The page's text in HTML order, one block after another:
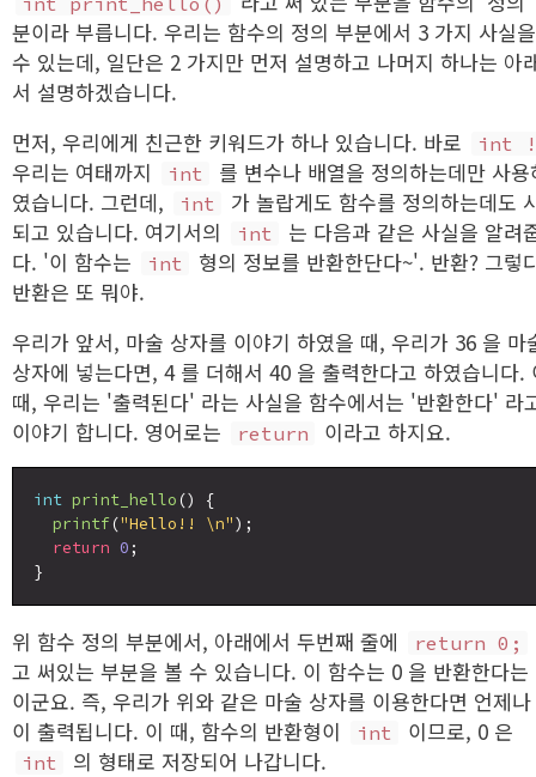
분이라 부릅니다. 우리는 함수의 정의 부분에서 3 가지 사실
수 있는데, 일단은 2 가지만 먼저 설명하고 나머지 하나는 아
서 설명하겠습니다.
먼저, 우리에게 친근한 키워드가 하나 있습니다. 바로
int
우리는 여태까지 int
를 변수나 배열을 정의하는데만 사용
였습니다. 그런데,
int
가 놀랍게도 함수를 정의하는데도
되고 있습니다. 여기서의
int
는 다음과 같은 사실을 알려
다. '이 함수는
int
형의 정보를 반환한단다~'. 반환? 그렇
반환은 또 뭐야.
우리가 앞서, 마술 상자를 이야기 하였을 때, 우리가 36 을 마
상자에 넣는다면, 4 를 더해서 40 을 출력한다고 하였습니다.
때, 우리는 '출력된다' 라는 사실을 함수에서는 '반환한다' 라
이야기 합니다. 영어로는
return 이라고 하지요.
int print_hello () {
printf ("Hello!! \n");
return 0 ;
위 함수 정의 부분에서, 아래에서 두번째 줄에 return 0;
고 써있는 부분을 볼 수 있습니다. 이 함수는 0 을 반환한다는
이군요. 즉, 우리가 위와 같은 마술 상자를 이용한다면 언제
이 출력됩니다. 이 때, 함수의 반환형이
int 이므로, 0 은
int
의 형태로 저장되어 나갑니다.